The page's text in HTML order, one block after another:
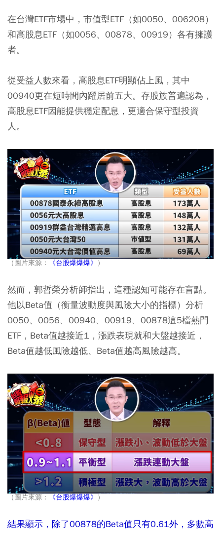
在台灣ETF市場中，市值型ETF（如0050、006208）
和高股息ETF（如0056、00878、00919）各有擁護
者。
從受益人數來看，高股息ETF明顯佔上風，其中
00940更在短時間內躍居前五大。存股族普遍認為，
高股息ETF因能提供穩定配息，更適合保守型投資
人。
（圖片來源： 《台股爆爆爆》 ）
然而，郭哲榮分析師指出，這種認知可能存在盲點。
他以Beta值（衡量波動度與風險大小的指標）分析
0050、0056、00940、00919、00878這5檔熱門
ETF，Beta值越接近1，漲跌表現就和大盤越接近，
Beta值越低風險越低、Beta值越高風險越高。
（圖片來源： 《台股爆爆爆》 ）
結果顯示，除了00878的Beta值只有0.61外，多數高